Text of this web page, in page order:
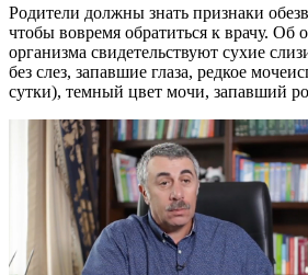
Родители должны знать признаки
чтобы вовремя обратиться к врачу. Об
организма свидетельствуют сухие
без слез, запавшие глаза, редкое
сутки), темный цвет мочи, запавший